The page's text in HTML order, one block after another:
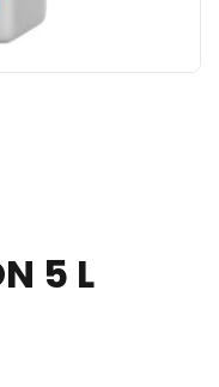
5 L